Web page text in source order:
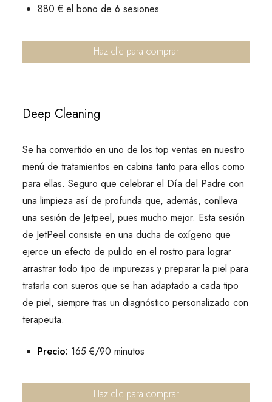
880 € el bono de 6 sesiones
Haz clic para comprar
Deep Cleaning
Se ha convertido en uno de los top ventas en nuestro
menú de tratamientos en cabina tanto para ellos como
para ellas. Seguro que celebrar el Día del Padre con
una limpieza así de profunda que, además, conlleva
una sesión de Jetpeel, pues mucho mejor. Esta sesión
de JetPeel consiste en una ducha de oxígeno que
ejerce un efecto de pulido en el rostro para lograr
arrastrar todo tipo de impurezas y preparar la piel para
tratarla con sueros que se han adaptado a cada tipo
de piel, siempre tras un diagnóstico personalizado con
terapeuta.
Precio: 165 €/90 minutos
Haz clic para comprar